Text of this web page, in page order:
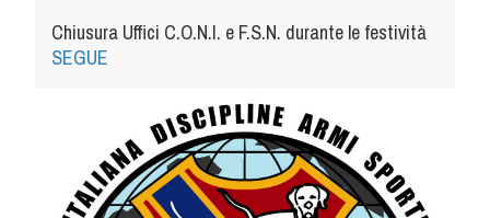
Chiusura Uffici C.O.N.I. e F.S.N. durante le festività
SEGUE
Agility
DiscDog
Dog Balance
Dog Trail